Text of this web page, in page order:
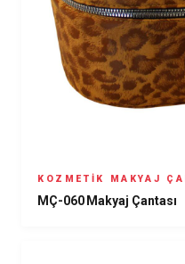
KOZMETIK MAKYAJ
MÇ-060 Makyaj Çantası